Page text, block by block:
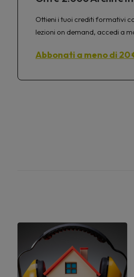
Ottieni i tuoi crediti formativi
lezioni on demand, accedi a
Abbonati a meno di 20